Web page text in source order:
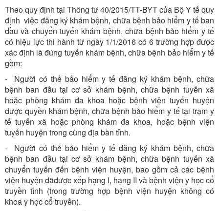
Theo quy định tại Thông tư 40/2015/TT-BYT của Bộ Y tế quy
định việc đăng ký khám bệnh, chữa bệnh bảo hiểm y tế ban
đầu và chuyển tuyến khám bệnh, chữa bệnh bảo hiểm y tế
có hiệu lực thi hành từ ngày 1/1/2016 có 6 trường hợp được
xác định là đúng tuyến khám bệnh, chữa bệnh bảo hiểm y tế
gồm:
- Người có thẻ bảo hiểm y tế đăng ký khám bệnh, chữa
bệnh ban đầu tại cơ sở khám bệnh, chữa bệnh tuyến xã
hoặc phòng khám đa khoa hoặc bệnh viện tuyến huyện
được quyền khám bệnh, chữa bệnh bảo hiểm y tế tại trạm y
tế tuyến xã hoặc phòng khám đa khoa, hoặc bệnh viện
tuyến huyện trong cùng địa bàn tỉnh.
- Người có thẻ bảo hiểm y tế đăng ký khám bệnh, chữa
bệnh ban đầu tại cơ sở khám bệnh, chữa bệnh tuyến xã
chuyển tuyến đến bệnh viện huyện, bao gồm cả các bệnh
viện huyện đãđược xếp hạng I, hạng II và bệnh viện y học cổ
truyền tỉnh (trong trường hợp bệnh viện huyện không có
khoa y học cổ truyền).